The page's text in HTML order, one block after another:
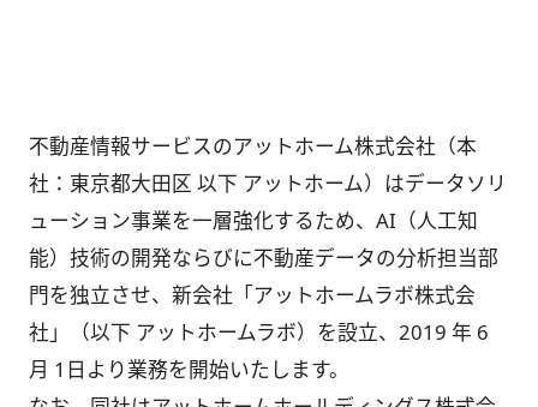
不動産情報サービスのアットホーム株式会社（本
社：東京都大田区 以下 アットホーム）はデータソリ
ューション事業を一層強化するため、AI（人工知
能）技術の開発ならびに不動産データの分析担当部
門を独立させ、新会社「アットホームラボ株式会
社」（以下 アットホームラボ）を設立、2019 年 6
月 1日より業務を開始いたします。